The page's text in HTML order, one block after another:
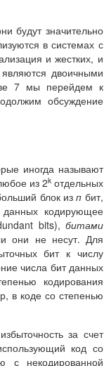
будут значительно
в системах с
и жестких, и
двоичными
7 мы перейдем к
обсуждение
иногда называют
из 2kотдельных
блок изп бит,
кодирующее
bits), битами
они не несут. Для
бит к числу
числа бит данных
кодирования
в коде со степенью
за счет
код со
с некодированной